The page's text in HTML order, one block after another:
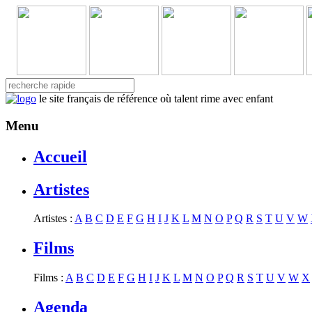
le site français de référence où talent rime avec enfant
Menu
Accueil
Artistes
Artistes : A B C D E F G H I J K L M N O P Q R S T U V W
Films
Films : A B C D E F G H I J K L M N O P Q R S T U V W X
Agenda